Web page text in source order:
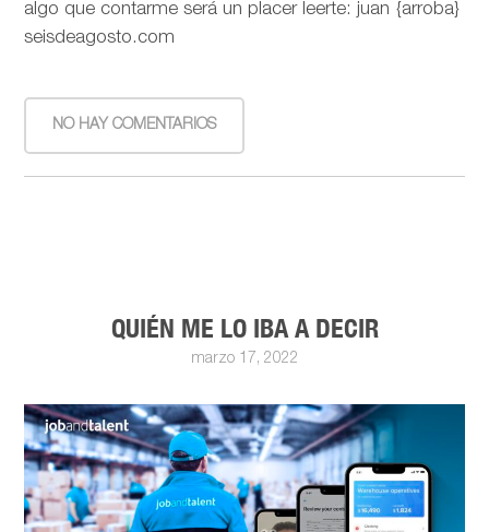
algo que contarme será un placer leerte: juan {arroba}
seisdeagosto.com
NO HAY COMENTARIOS
QUIÉN ME LO IBA A DECIR
marzo 17, 2022